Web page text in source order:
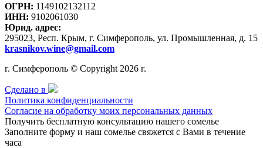
ОГРН: 1149102132112
ИНН: 9102061030
Юрид. адрес:
295023, Респ. Крым, г. Симферополь, ул. Промышленная, д. 15
krasnikov.wine@gmail.com
г. Симферополь © Copyright 2026 г.
Сделано в
Политика конфиденциальности
Согласие на обработку моих персональных данных
Получить бесплатную консультацию нашего сомелье
Заполните форму и наш сомелье свяжется с Вами в течение
часа